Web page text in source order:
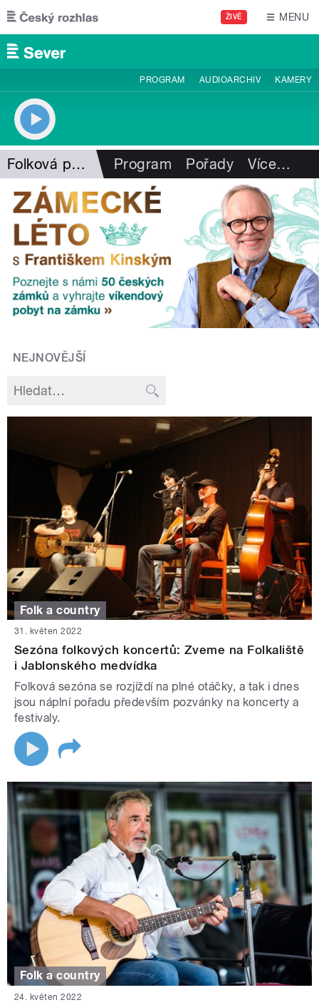
Přejít k hlavnímu obsahu
ŽIVĚ MENU
PROGRAM AUDIOARCHIV KAMERY
Folková pohlazení Program Pořady Více…
NEJNOVĚJŠÍ
Folk a country
31. květen 2022
Sezóna folkových koncertů: Zveme na Folkaliště
i Jablonského medvídka
Folková sezóna se rozjíždí na plné otáčky, a tak i dnes
jsou náplní pořadu především pozvánky na koncerty a
festivaly.
Folk a country
24. květen 2022